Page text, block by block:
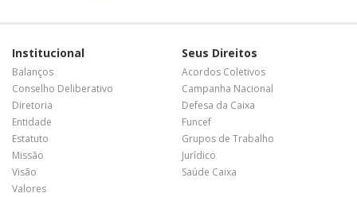
Institucional
Balanços
Conselho Deliberativo
Diretoria
Entidade
Estatuto
Missão
Visão
Valores
Seus Direitos
Acordos Coletivos
Campanha Nacional
Defesa da Caixa
Funcef
Grupos de Trabalho
Jurídico
Saúde Caixa